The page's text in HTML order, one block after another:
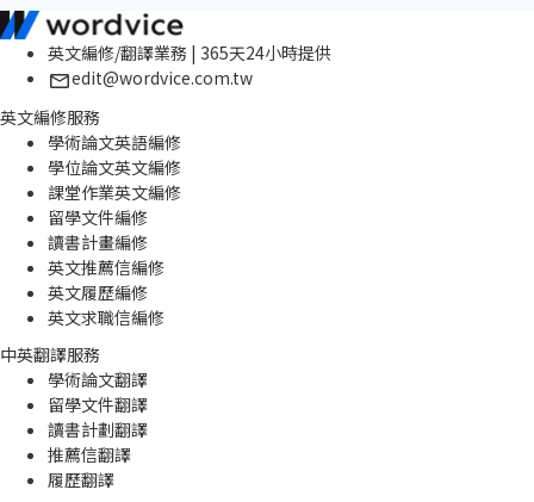
英文編修/翻譯業務 | 365天24小時提供
edit@wordvice.com.tw
英文編修服務
學術論文英語編修
學位論文英文編修
課堂作業英文編修
留學文件編修
讀書計畫編修
英文推薦信編修
英文履歷編修
英文求職信編修
中英翻譯服務
學術論文翻譯
留學文件翻譯
讀書計劃翻譯
推薦信翻譯
履歷翻譯